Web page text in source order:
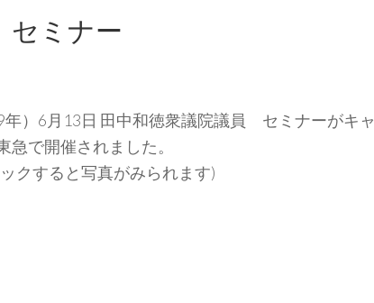
ミナー
年）6月13日 田中和徳衆議院議員 セミナーがキャ
急で開催されました。
クすると写真がみられます)